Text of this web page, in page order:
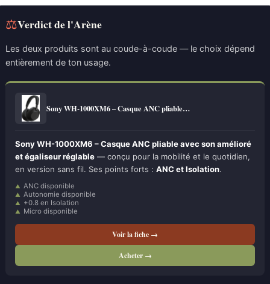
⚖Verdict de l'Arène
Les deux produits sont au coude-à-coude — le choix dépend
entièrement de ton usage.
Sony WH-1000XM6 – Casque ANC pliable…
Sony WH-1000XM6 – Casque ANC pliable avec son amélioré
et égaliseur réglable — conçu pour la mobilité et le quotidien,
en version sans fil. Ses points forts : ANC et Isolation.
ANC disponible
Autonomie disponible
+0.8 en Isolation
Micro disponible
Voir la fiche →
Acheter →